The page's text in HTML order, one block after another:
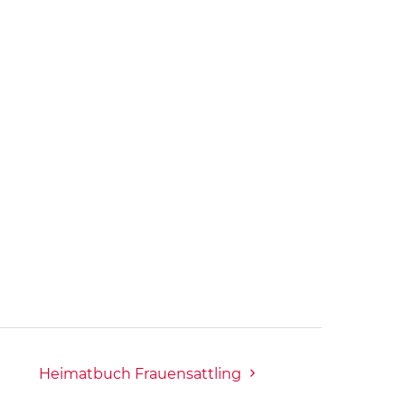
Heimatbuch Frauensattling